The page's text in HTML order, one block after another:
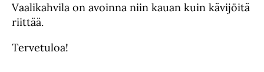
Vaalikahvila on avoinna niin kauan kuin kävijöitä
riittää.
Tervetuloa!